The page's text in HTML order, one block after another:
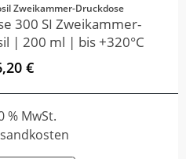
Zweikammer-Druckdose
300 SI Zweikammer-
| 200 ml | bis +320°C
€
% MwSt.